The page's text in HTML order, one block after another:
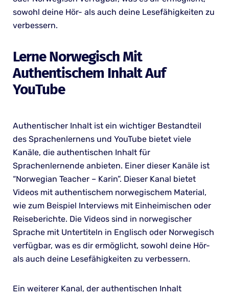
sowohl deine Hör- als auch deine Lesefähigkeiten zu
verbessern.
Lerne Norwegisch Mit
Authentischem Inhalt Auf
YouTube
Authentischer Inhalt ist ein wichtiger Bestandteil
des Sprachenlernens und YouTube bietet viele
Kanäle, die authentischen Inhalt für
Sprachenlernende anbieten. Einer dieser Kanäle ist
“Norwegian Teacher – Karin”. Dieser Kanal bietet
Videos mit authentischem norwegischem Material,
wie zum Beispiel Interviews mit Einheimischen oder
Reiseberichte. Die Videos sind in norwegischer
Sprache mit Untertiteln in Englisch oder Norwegisch
verfügbar, was es dir ermöglicht, sowohl deine Hör-
als auch deine Lesefähigkeiten zu verbessern.
Ein weiterer Kanal, der authentischen Inhalt